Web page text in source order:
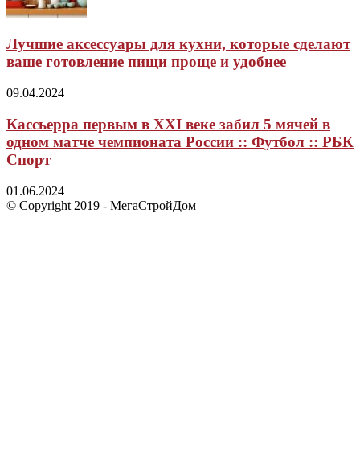
Лучшие аксессуары для кухни, которые сделают
ваше готовление пищи проще и удобнее
09.04.2024
Кассьерра первым в XXI веке забил 5 мячей в
одном матче чемпионата России :: Футбол :: РБК
Спорт
01.06.2024
© Copyright 2019 - МегаСтройДом